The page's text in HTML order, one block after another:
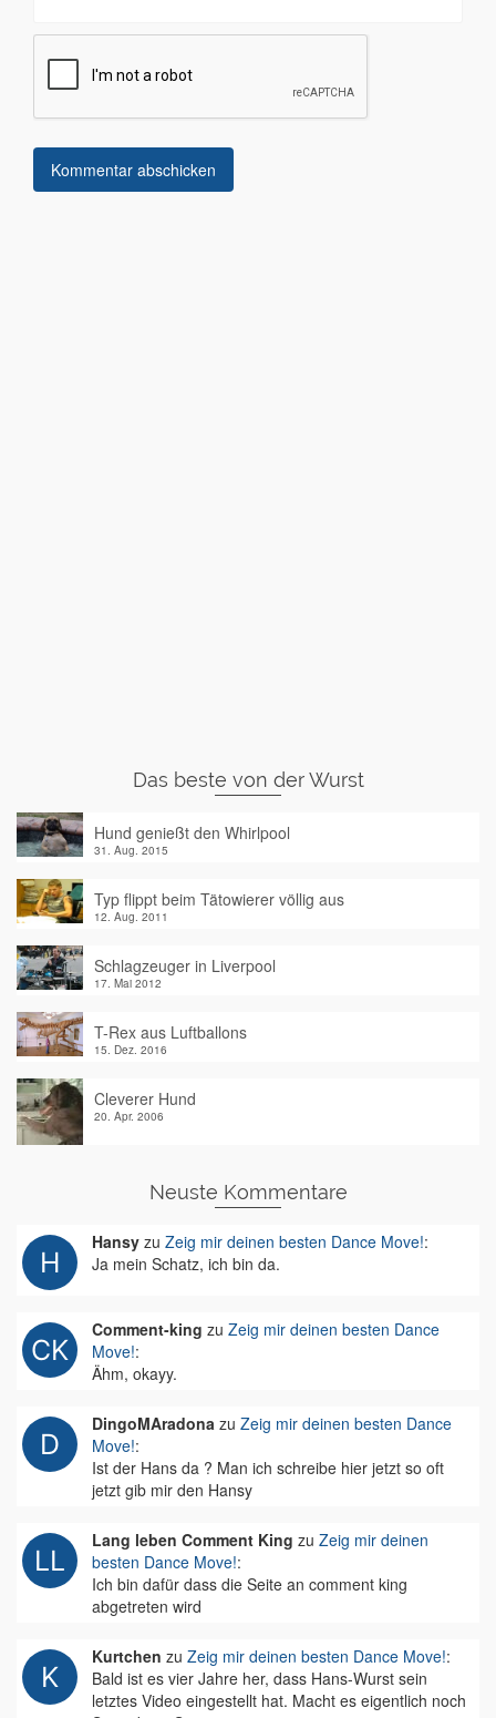
Das beste von der Wurst
Hund genießt den Whirlpool
31. Aug. 2015
Typ flippt beim Tätowierer völlig aus
12. Aug. 2011
Schlagzeuger in Liverpool
17. Mai 2012
T-Rex aus Luftballons
15. Dez. 2016
Cleverer Hund
20. Apr. 2006
Neuste Kommentare
Hansy zu Zeig mir deinen besten Dance Move!:
Ja mein Schatz, ich bin da.
Comment-king zu Zeig mir deinen besten Dance
Move!:
Ähm, okayy.
DingoMAradona zu Zeig mir deinen besten Dance
Move!:
Ist der Hans da ? Man ich schreibe hier jetzt so oft
jetzt gib mir den Hansy
Lang leben Comment King zu Zeig mir deinen
besten Dance Move!:
Ich bin dafür dass die Seite an comment king
abgetreten wird
Kurtchen zu Zeig mir deinen besten Dance Move!:
Bald ist es vier Jahre her, dass Hans-Wurst sein
letztes Video eingestellt hat. Macht es eigentlich noch